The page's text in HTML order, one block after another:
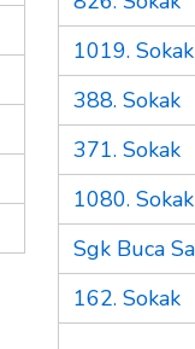
1019. Sokak
388. Sokak
371. Sokak
1080. Sokak
Sgk Buca
162. Sokak